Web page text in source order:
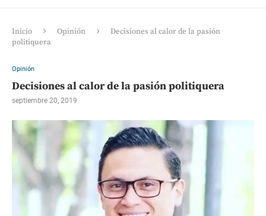
Inicio Opinión
Decisiones al calor de la pasión
politiquera
Opinión
Decisiones al calor de la pasión politiquera
septiembre 20, 2019